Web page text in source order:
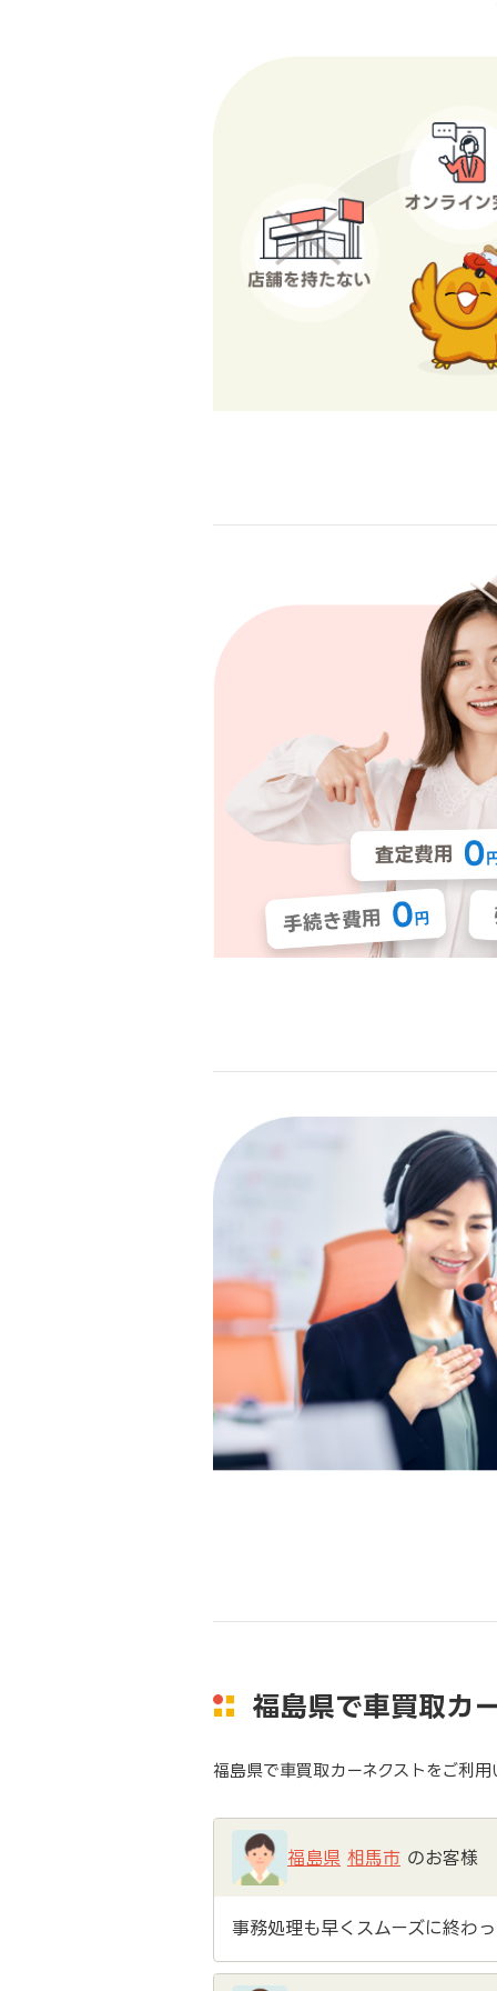
福島県で車買取カ
福島県で車買取カーネクストをご利
福島県 相馬市 のお客様
事務処理も早くスムーズに終わ